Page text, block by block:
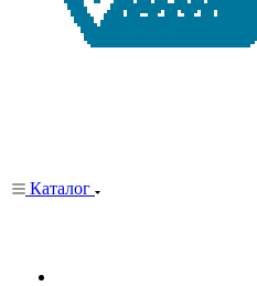
Каталог